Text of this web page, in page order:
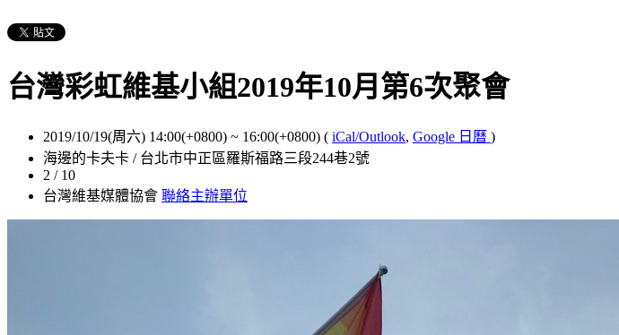
台灣彩虹維基小組2019年10月第6次聚會
2019/10/19(周六) 14:00(+0800) ~ 16:00(+0800) ( iCal/Outlook, Google 日曆 )
海邊的卡夫卡 / 台北市中正區羅斯福路三段244巷2號
2 / 10
台灣維基媒體協會 聯絡主辦單位